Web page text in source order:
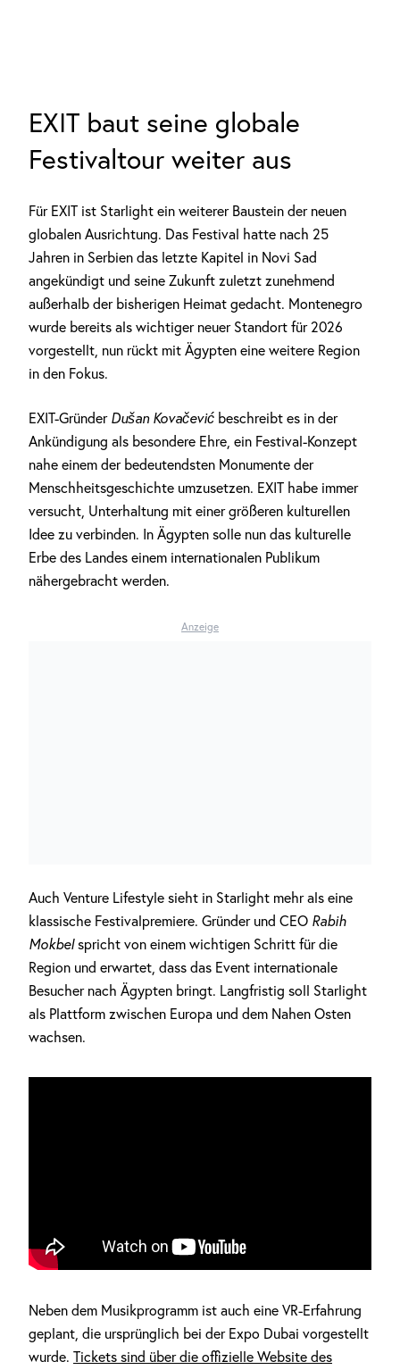
EXIT baut seine globale
Festivaltour weiter aus
Für EXIT ist Starlight ein weiterer Baustein der neuen
globalen Ausrichtung. Das Festival hatte nach 25
Jahren in Serbien das letzte Kapitel in Novi Sad
angekündigt und seine Zukunft zuletzt zunehmend
außerhalb der bisherigen Heimat gedacht. Montenegro
wurde bereits als wichtiger neuer Standort für 2026
vorgestellt, nun rückt mit Ägypten eine weitere Region
in den Fokus.
EXIT-Gründer Dušan Kovačević beschreibt es in der
Ankündigung als besondere Ehre, ein Festival-Konzept
nahe einem der bedeutendsten Monumente der
Menschheitsgeschichte umzusetzen. EXIT habe immer
versucht, Unterhaltung mit einer größeren kulturellen
Idee zu verbinden. In Ägypten solle nun das kulturelle
Erbe des Landes einem internationalen Publikum
nähergebracht werden.
Anzeige
Auch Venture Lifestyle sieht in Starlight mehr als eine
klassische Festivalpremiere. Gründer und CEO Rabih
Mokbelspricht von einem wichtigen Schritt für die
Region und erwartet, dass das Event internationale
Besucher nach Ägypten bringt. Langfristig soll Starlight
als Plattform zwischen Europa und dem Nahen Osten
wachsen.
Neben dem Musikprogramm ist auch eine VR-Erfahrung
geplant, die ursprünglich bei der Expo Dubai vorgestellt
wurde. Tickets sind über die offizielle Website des